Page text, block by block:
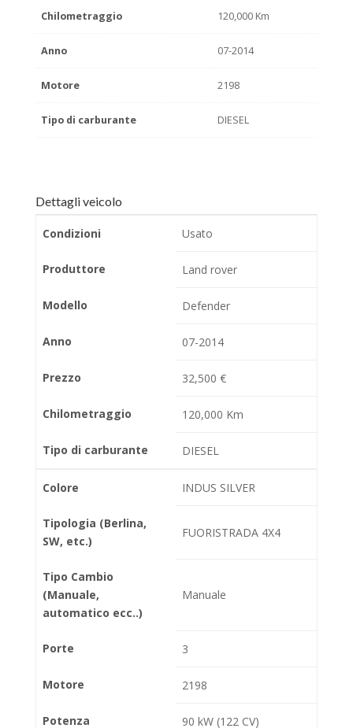
Chilometraggio 120,000 Km
Anno 07-2014
Motore 2198
Tipo di carburante DIESEL
Dettagli veicolo
Condizioni Usato
Produttore Land rover
Modello Defender
Anno 07-2014
Prezzo 32,500 €
Chilometraggio 120,000 Km
Tipo di carburante DIESEL
Colore INDUS SILVER
Tipologia (Berlina,
SW, etc.)
FUORISTRADA 4X4
Tipo Cambio
(Manuale,
automatico ecc..)
Manuale
Porte 3
Motore 2198
Potenza 90 kW (122 CV)